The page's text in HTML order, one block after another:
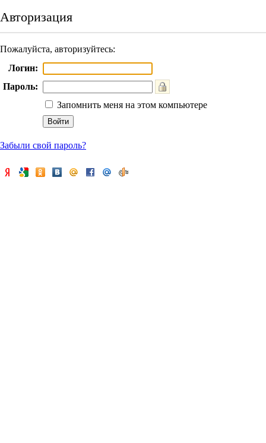
Авторизация
Пожалуйста, авторизуйтесь:
Логин:
Пароль:
Запомнить меня на этом компьютере
Забыли свой пароль?